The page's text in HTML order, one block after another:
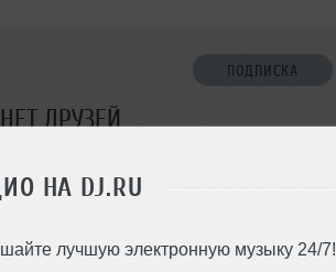
НА DJ.RU
лучшую электронную музыку 24/7!
ПОДПИСКА
НЕТ ДРУЗЕЙ